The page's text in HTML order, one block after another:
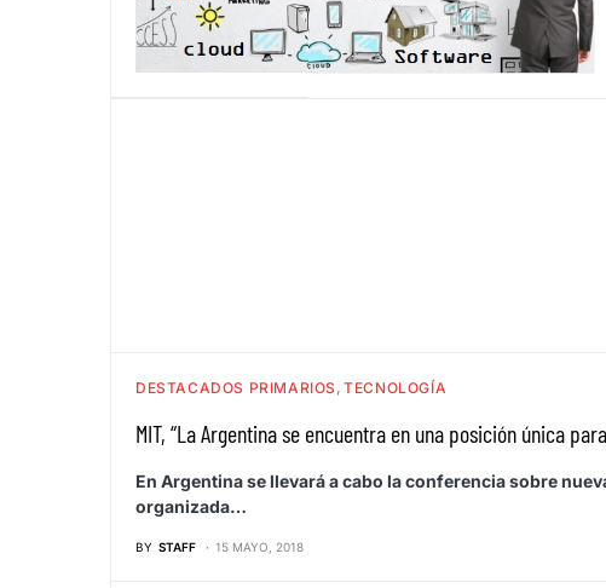
DESTACADOS PRIMARIOS TECNOLOGÍA
MIT, “La Argentina se encuentra en una posición única
En Argentina se llevará a cabo la conferencia sobre
organizada…
BY STAFF 15 MAYO, 2018